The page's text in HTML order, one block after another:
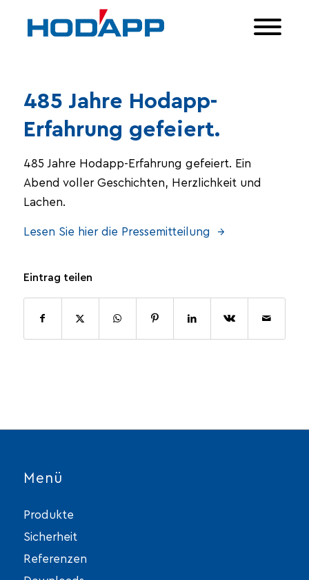
485 Jahre Hodapp-
Erfahrung gefeiert.
485 Jahre Hodapp-Erfahrung gefeiert. Ein
Abend voller Geschichten, Herzlichkeit und
Lachen.
Lesen Sie hier die Pressemitteilung →
Eintrag teilen
Menü
Produkte
Sicherheit
Referenzen